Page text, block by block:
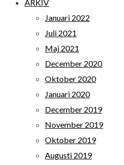
ARKIV
Januari 2022
Juli 2021
Maj 2021
December 2020
Oktober 2020
Januari 2020
December 2019
November 2019
Oktober 2019
Augusti 2019